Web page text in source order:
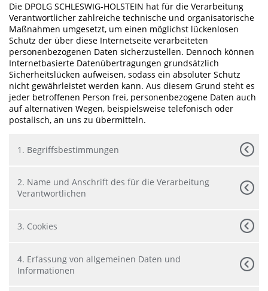
Die DPOLG SCHLESWIG-HOLSTEIN hat für die Verarbeitung
Verantwortlicher zahlreiche technische und organisatorische
Maßnahmen umgesetzt, um einen möglichst lückenlosen
Schutz der über diese Internetseite verarbeiteten
personenbezogenen Daten sicherzustellen. Dennoch können
Internetbasierte Datenübertragungen grundsätzlich
Sicherheitslücken aufweisen, sodass ein absoluter Schutz
nicht gewährleistet werden kann. Aus diesem Grund steht es
jeder betroffenen Person frei, personenbezogene Daten auch
auf alternativen Wegen, beispielsweise telefonisch oder
postalisch, an uns zu übermitteln.
1. Begriffsbestimmungen
2. Name und Anschrift des für die Verarbeitung
Verantwortlichen
3. Cookies
4. Erfassung von allgemeinen Daten und
Informationen